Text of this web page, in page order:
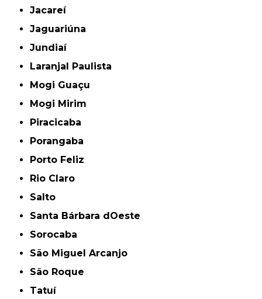
Jacareí
Jaguariúna
Jundiaí
Laranjal Paulista
Mogi Guaçu
Mogi Mirim
Piracicaba
Porangaba
Porto Feliz
Rio Claro
Salto
Santa Bárbara dOeste
Sorocaba
São Miguel Arcanjo
São Roque
Tatuí